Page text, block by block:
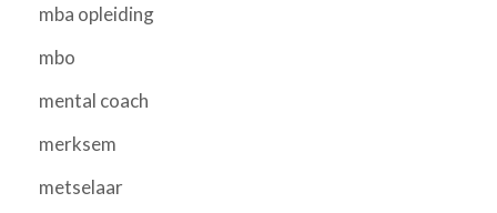
mba opleiding
mbo
mental coach
merksem
metselaar